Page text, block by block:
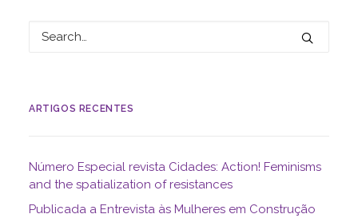
ARTIGOS RECENTES
Número Especial revista Cidades: Action! Feminisms
and the spatialization of resistances
Publicada a Entrevista às Mulheres em Construção